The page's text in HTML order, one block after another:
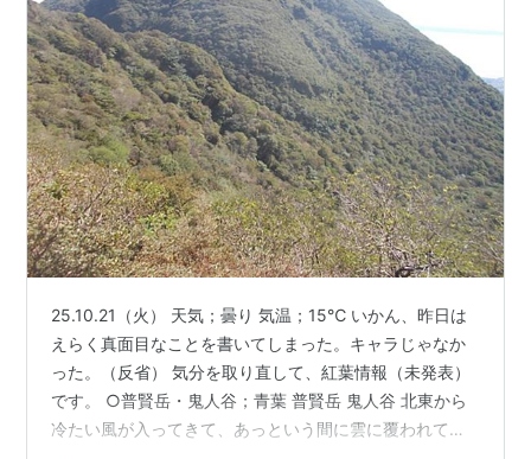
25.10.21（火） 天気；曇り 気温；15℃ いかん、昨日は
えらく真面目なことを書いてしまった。キャラじゃなか
った。（反省） 気分を取り直して、紅葉情報（未発表）
です。 ○普賢岳・鬼人谷；青葉 普賢岳 鬼人谷 北東から
冷たい風が入ってきて、あっという間に雲に覆われてし